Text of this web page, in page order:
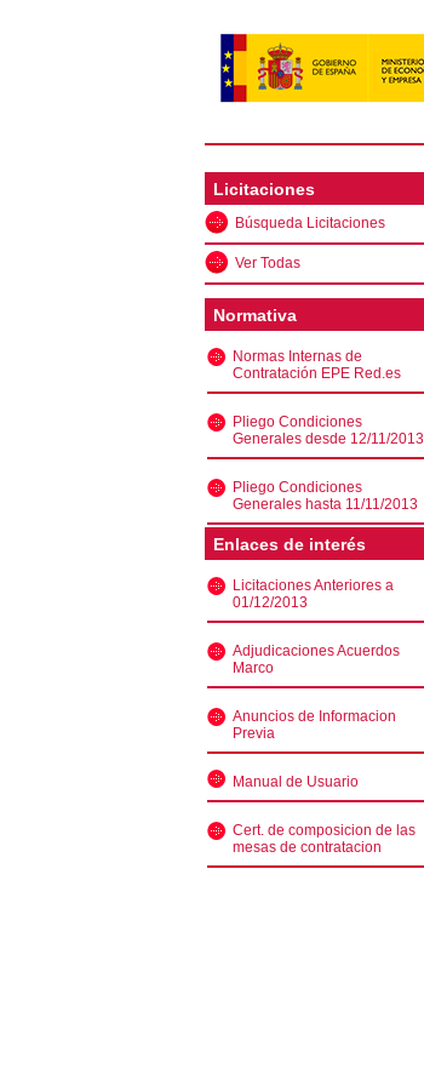
Licitaciones
Búsqueda Licitaciones
Ver Todas
Normativa
Normas Internas de
Contratación EPE Red.es
Pliego Condiciones
Generales desde 12/11/2013
Pliego Condiciones
Generales hasta 11/11/2013
Enlaces de interés
Licitaciones Anteriores a
01/12/2013
Adjudicaciones Acuerdos
Marco
Anuncios de Informacion
Previa
Manual de Usuario
Cert. de composicion de las
mesas de contratacion